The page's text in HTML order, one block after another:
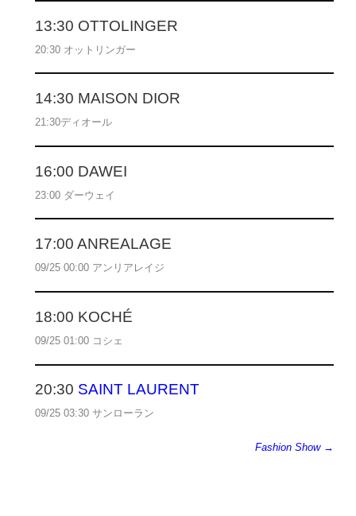
13:30 OTTOLINGER
20:30 オットリンガー
14:30 MAISON DIOR
21:30ディオール
16:00 DAWEI
23:00 ダーウェイ
17:00 ANREALAGE
09/25 00:00 アンリアレイジ
18:00 KOCHÉ
09/25 01:00 コシェ
20:30 SAINT LAURENT
09/25 03:30 サンローラン
Fashion Show →